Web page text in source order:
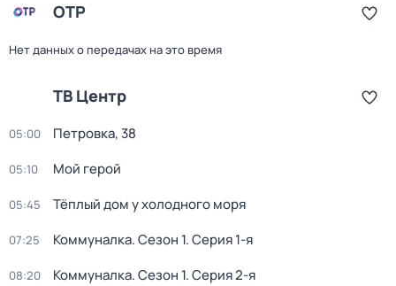
ОТР
Нет данных о передачах на это время
ТВ Центр
05:00 Петровка, 38
05:10 Мой герой
05:45 Тёплый дом у холодного моря
07:25 Коммуналка. Сезон 1. Серия 1-я
08:20 Коммуналка. Сезон 1. Серия 2-я